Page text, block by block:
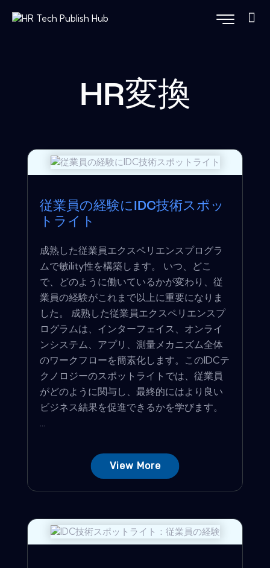
HR変換
従業員の経験にIDC技術スポッ
トライト
成熟した従業員エクスペリエンスプログラ
ムで敏ility性を構築します。 いつ、どこ
で、どのように働いているかが変わり、従
業員の経験がこれまで以上に重要になりま
した。 成熟した従業員エクスペリエンスプ
ログラムは、インターフェイス、オンライ
ンシステム、アプリ、測量メカニズム全体
のワークフローを簡素化します。このIDCテ
クノロジーのスポットライトでは、従業員
がどのように関与し、最終的にはより良い
ビジネス結果を促進できるかを学びます。
View More